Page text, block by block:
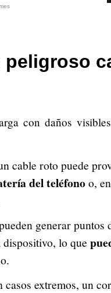
peligroso
con daños
cable roto puede
del teléfonoo,
generar puntos
lo que
casos extremos, un